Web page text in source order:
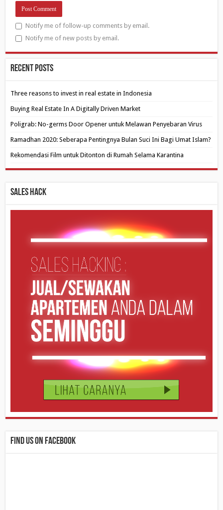
Notify me of follow-up comments by email.
Notify me of new posts by email.
Recent Posts
Three reasons to invest in real estate in Indonesia
Buying Real Estate In A Digitally Driven Market
Poligrab: No-germs Door Opener untuk Melawan Penyebaran Virus
Ramadhan 2020: Seberapa Pentingnya Bulan Suci Ini Bagi Umat Islam?
Rekomendasi Film untuk Ditonton di Rumah Selama Karantina
Sales Hack
Find us on Facebook